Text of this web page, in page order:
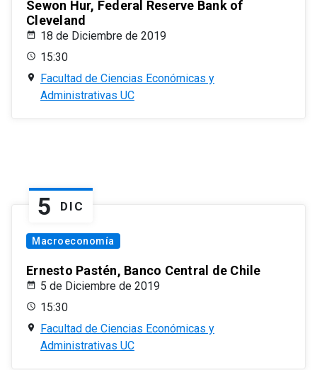
Sewon Hur, Federal Reserve Bank of
Cleveland
18 de Diciembre de 2019
15:30
Facultad de Ciencias Económicas y
Administrativas UC
5 DIC
Macroeconomía
Ernesto Pastén, Banco Central de Chile
5 de Diciembre de 2019
15:30
Facultad de Ciencias Económicas y
Administrativas UC